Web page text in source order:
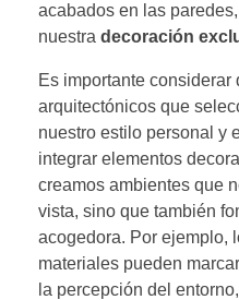
acabados en las
nuestra decoración
Es importante
arquitectónicos que
nuestro estilo personal y
integrar elementos
creamos ambientes que
vista, sino que también
acogedora. Por ejemplo,
materiales pueden
la percepción del